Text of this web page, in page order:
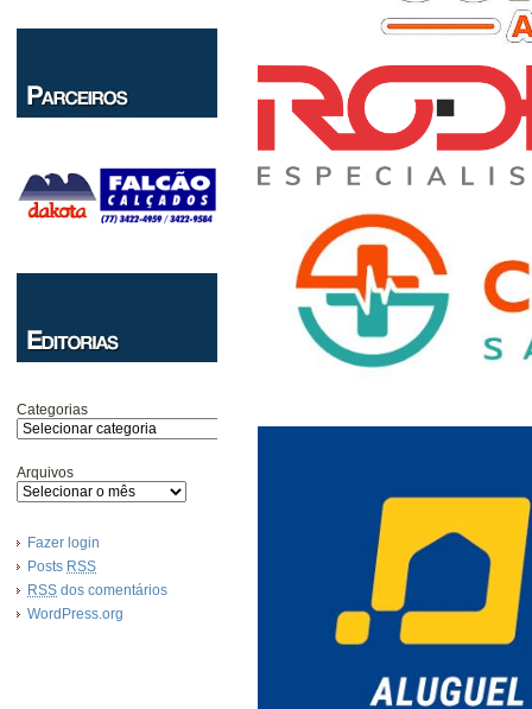
Categorias
Arquivos
Fazer login
Posts RSS
RSS dos comentários
WordPress.org